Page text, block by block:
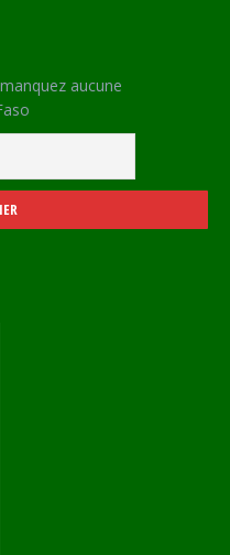
aucune